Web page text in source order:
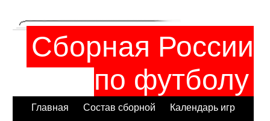
Сборная России
по футболу
Главная Состав сборной Календарь игр